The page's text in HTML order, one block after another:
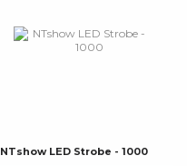
NTshow LED Strobe - 1000